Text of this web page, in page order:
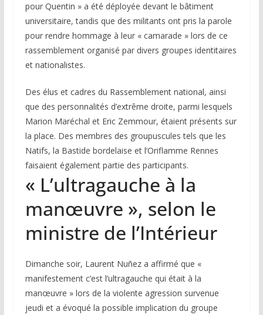
pour Quentin » a été déployée devant le bâtiment
universitaire, tandis que des militants ont pris la parole
pour rendre hommage à leur « camarade » lors de ce
rassemblement organisé par divers groupes identitaires
et nationalistes.
Des élus et cadres du Rassemblement national, ainsi
que des personnalités d’extrême droite, parmi lesquels
Marion Maréchal et Eric Zemmour, étaient présents sur
la place. Des membres des groupuscules tels que les
Natifs, la Bastide bordelaise et l’Oriflamme Rennes
faisaient également partie des participants.
« L’ultragauche à la
manœuvre », selon le
ministre de l’Intérieur
Dimanche soir, Laurent Nuñez a affirmé que «
manifestement c’est l’ultragauche qui était à la
manœuvre » lors de la violente agression survenue
jeudi et a évoqué la possible implication du groupe